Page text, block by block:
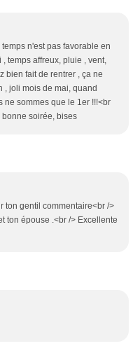
n'est pas favorable en
temps affreux, pluie , vent,
bien fait de rentrer , ça ne
, joli mois de mai, quand
ne sommes que le 1er !!!<br
soirée, bises
ton gentil commentaire<br />
ton épouse .<br /> Excellente